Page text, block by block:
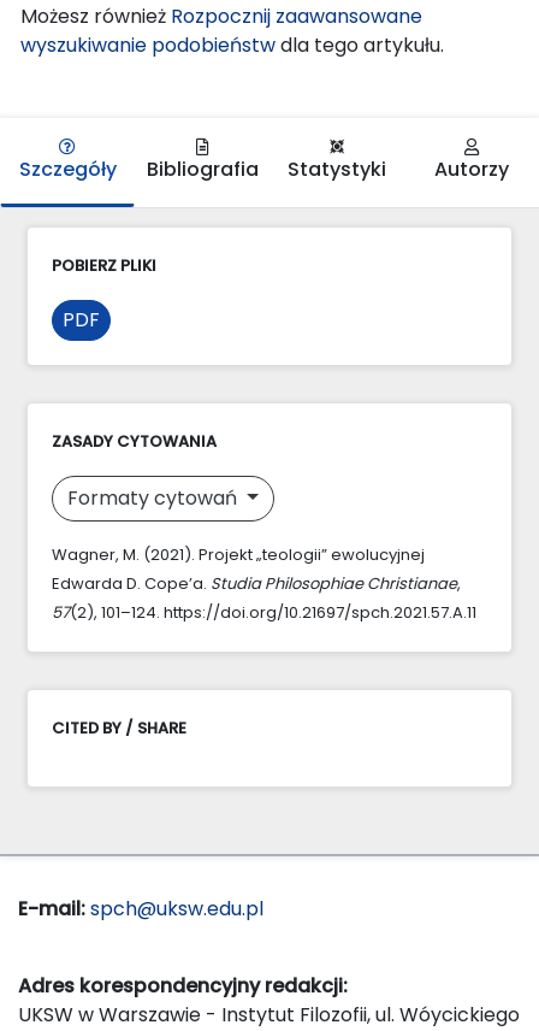
Możesz również Rozpocznij zaawansowane
wyszukiwanie podobieństwdla tego artykułu.
Szczegóły Bibliografia Statystyki Autorzy
POBIERZ PLIKI
PDF
ZASADY CYTOWANIA
Formaty cytowań
Wagner, M. (2021). Projekt „teologii” ewolucyjnej
Edwarda D. Cope’a. Studia Philosophiae Christianae,
57(2), 101–124. https://doi.org/10.21697/spch.2021.57.A.11
CITED BY / SHARE
E-mail:spch@uksw.edu.pl
Adres korespondencyjny redakcji:
UKSW w Warszawie - Instytut Filozofii, ul. Wóycickiego